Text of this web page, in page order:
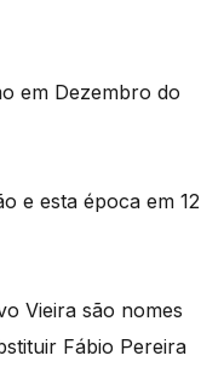
em Dezembro do
e esta época em 12
Vieira são nomes
Fábio Pereira